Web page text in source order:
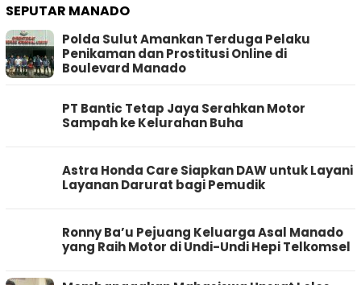
SEPUTAR MANADO
Polda Sulut Amankan Terduga Pelaku
Penikaman dan Prostitusi Online di
Boulevard Manado
PT Bantic Tetap Jaya Serahkan Motor
Sampah ke Kelurahan Buha
Astra Honda Care Siapkan DAW untuk Layani
Layanan Darurat bagi Pemudik
Ronny Ba’u Pejuang Keluarga Asal Manado
yang Raih Motor di Undi-Undi Hepi Telkomsel